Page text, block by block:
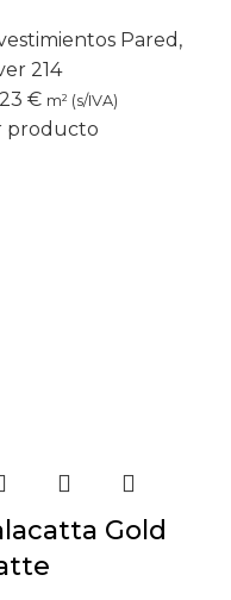
Pared ,
214
€ m² (s/IVA)
producto
Gold